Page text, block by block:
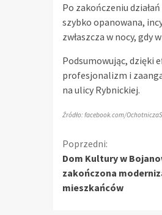
Po zakończeniu
szybko opanowana,
zwłaszcza w nocy, gdy
Podsumowując, dzięki
profesjonalizm i
na ulicy Rybnickiej.
Źródło: facebook.com/
Kontynuuj
czytanie
Poprzedni:
Dom Kultury w
zakończona
mieszkańców